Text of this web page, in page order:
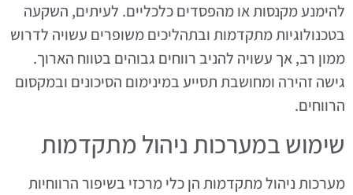
להימנע מקנסות או מהפסדים כלכליים. לעיתים, השקעה
בטכנולוגיות מתקדמות ובתהליכים משופרים עשויה לדרוש
ממון רב, אך עשויה להניב רווחים גבוהים בטווח הארוך.
גישה זהירה ומחושבת תסייע במינימום הסיכונים ובמקסום
הרווחים.
שימוש במערכות ניהול מתקדמות
מערכות ניהול מתקדמות הן כלי מרכזי בשיפור הרווחיות